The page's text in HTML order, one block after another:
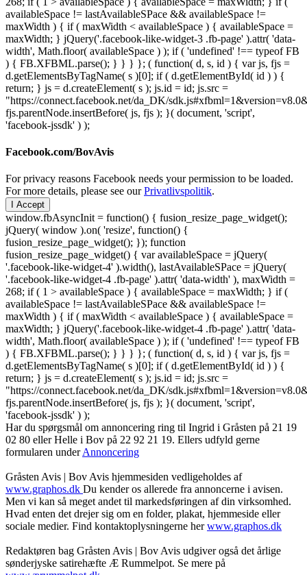
availableSpace != lastAvailableSPace && availableSpace !=
maxWidth ) { if ( maxWidth < availableSpace ) { availableSpace =
maxWidth; } jQuery('.facebook-like-widget-3 .fb-page' ).attr( 'data-
width', Math.floor( availableSpace ) ); if ( 'undefined' !== typeof FB
) { FB.XFBML.parse(); } } } }; ( function( d, s, id ) { var js, fjs =
d.getElementsByTagName( s )[0]; if ( d.getElementById( id ) ) {
return; } js = d.createElement( s ); js.id = id; js.src =
"https://connect.facebook.net/da_DK/
fjs.parentNode.insertBefore( js, fjs ); }( document, 'script',
'facebook-jssdk' ) );
Facebook.com/BovAvis
For privacy reasons Facebook needs your permission to be loaded.
For more details, please see ourPrivatlivspolitik.
I Accept
window.fbAsyncInit = function() { fusion_resize_page_widget();
jQuery( window ).on( 'resize', function() {
fusion_resize_page_widget(); }); function
fusion_resize_page_widget() { var availableSpace = jQuery(
'.facebook-like-widget-4' ).width(), lastAvailableSPace = jQuery(
'.facebook-like-widget-4 .fb-page' ).attr( 'data-width' ), maxWidth =
268; if ( 1 > availableSpace ) { availableSpace = maxWidth; } if (
availableSpace != lastAvailableSPace && availableSpace !=
maxWidth ) { if ( maxWidth < availableSpace ) { availableSpace =
maxWidth; } jQuery('.facebook-like-widget-4 .fb-page' ).attr( 'data-
width', Math.floor( availableSpace ) ); if ( 'undefined' !== typeof FB
) { FB.XFBML.parse(); } } } }; ( function( d, s, id ) { var js, fjs =
d.getElementsByTagName( s )[0]; if ( d.getElementById( id ) ) {
return; } js = d.createElement( s ); js.id = id; js.src =
"https://connect.facebook.net/da_DK/
fjs.parentNode.insertBefore( js, fjs ); }( document, 'script',
'facebook-jssdk' ) );
Har du spørgsmål om annoncering ring til Ingrid i Gråsten på 21 19
02 80 ‬eller Helle i Bov på 22 92 21 19‬. Ellers udfyld gerne
formularen underAnnoncering
Gråsten Avis | Bov Avis hjemmesiden vedligeholdes af
www.graphos.dk Du kender os allerede fra annoncerne i avisen.
Men vi kan så meget andet til markedsføringen af din virksomhed.
Hvad enten det drejer sig om en folder, plakat, hjemmeside eller
sociale medier. Find kontaktoplysningerne herwww.graphos.dk
Redaktøren bag Gråsten Avis | Bov Avis udgiver også det årlige
sønderjyske satirehæfte Æ Rummelpot. Se mere på